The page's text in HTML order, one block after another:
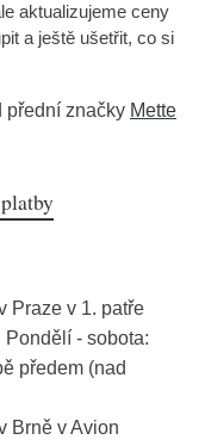
aktualizujeme ceny
a ještě ušetřit, co si
přední značky Mette
Praze v 1. patře
- sobota:
předem (nad
Brně v Avion